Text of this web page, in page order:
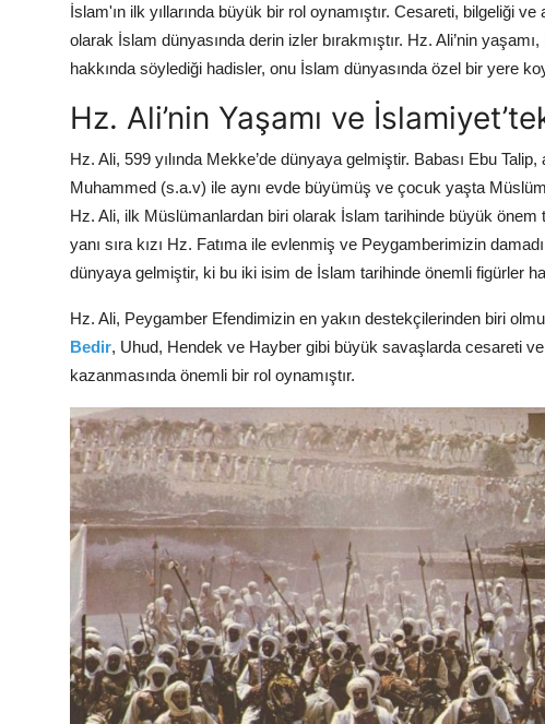
İslam'ın ilk yıllarında büyük bir rol oynamıştır. Cesareti, bilgeliği
olarak İslam dünyasında derin izler bırakmıştır. Hz. Ali’nin
hakkında söylediği hadisler, onu İslam dünyasında özel bir yere
Hz. Ali’nin Yaşamı ve
Hz. Ali, 599 yılında Mekke’de dünyaya gelmiştir. Babası Ebu
Muhammed (s.a.v) ile aynı evde büyümüş ve çocuk yaşta
Hz. Ali, ilk Müslümanlardan biri olarak İslam tarihinde büyük önem
yanı sıra kızı Hz. Fatıma ile evlenmiş ve Peygamberimizin
dünyaya gelmiştir, ki bu iki isim de İslam tarihinde önemli figürler
Hz. Ali, Peygamber Efendimizin en yakın destekçilerinden biri
Bedir, Uhud, Hendek ve Hayber gibi büyük savaşlarda cesareti
kazanmasında önemli bir rol oynamıştır.